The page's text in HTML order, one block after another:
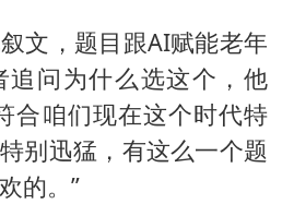
文，题目跟AI赋能老年
追问为什么选这个，他
合咱们现在这个时代特
别迅猛，有这么一个题
的。”